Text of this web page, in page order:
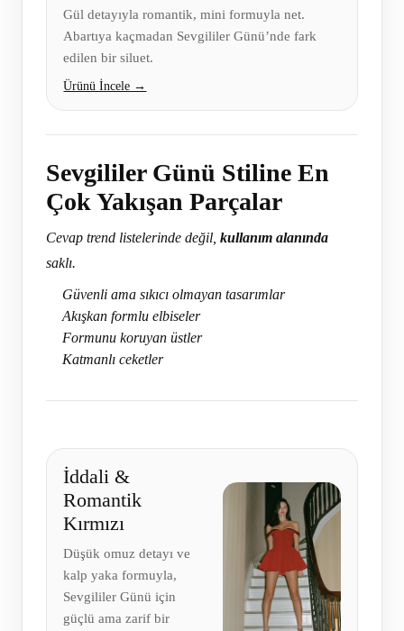
Gül detayıyla romantik, mini formuyla net.
Abartıya kaçmadan Sevgililer Günü’nde fark
edilen bir siluet.
Ürünü İncele →
Sevgililer Günü Stiline En
Çok Yakışan Parçalar
Cevap trend listelerinde değil,kullanım alanında
saklı.
Güvenli ama sıkıcı olmayan tasarımlar
Akışkan formlu elbiseler
Formunu koruyan üstler
Katmanlı ceketler
İddali &
Romantik
Kırmızı
Düşük omuz detayı ve
kalp yaka formuyla,
Sevgililer Günü için
güçlü ama zarif bir